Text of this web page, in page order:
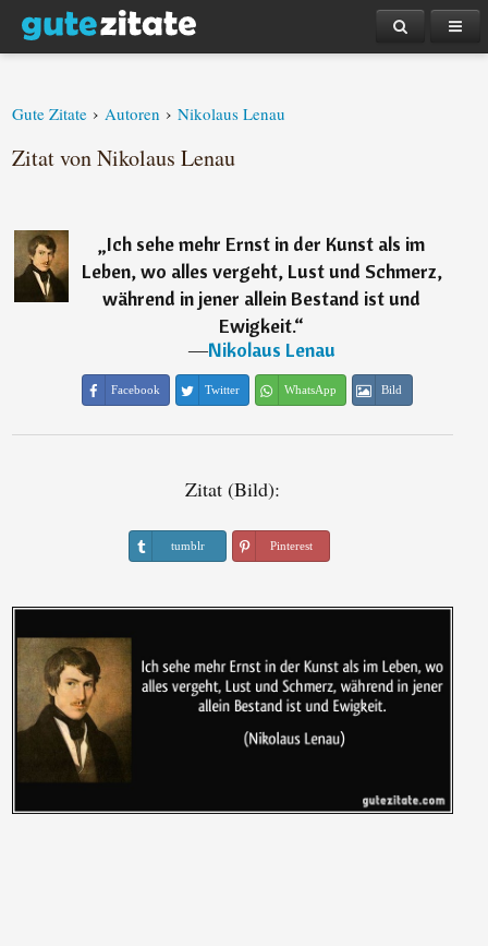
Gute Zitate › Autoren › Nikolaus Lenau
Zitat von Nikolaus Lenau
„Ich sehe mehr Ernst in der Kunst als im
Leben, wo alles vergeht, Lust und Schmerz,
während in jener allein Bestand ist und
Ewigkeit.“
―Nikolaus Lenau
Facebook Twitter WhatsApp Bild
Zitat (Bild):
tumblr Pinterest